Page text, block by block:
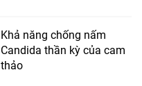
Khả năng chống nấm
Candida thần kỳ của cam
thảo